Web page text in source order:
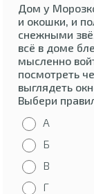
Дом у
и окошки, и
снежными
всё в доме
мысленно
посмотреть
выглядеть
Выбери
А
Б
В
Г